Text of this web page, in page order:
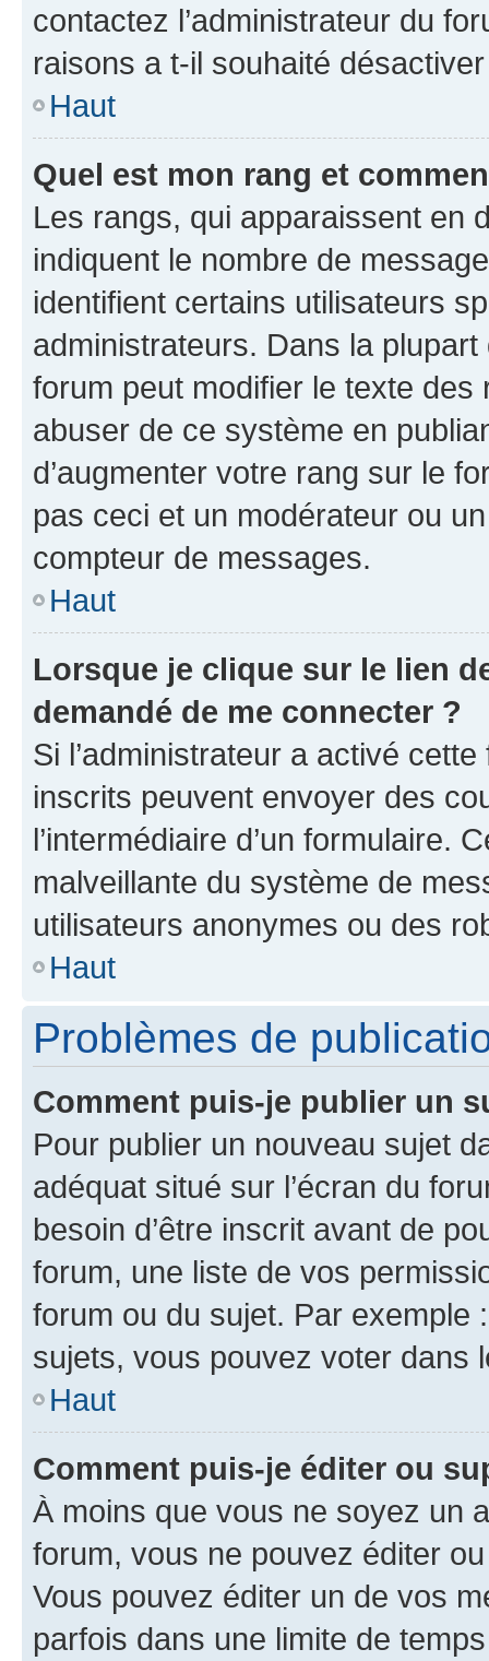
contactez l’administrateur du
raisons a t-il souhaité
Haut
Quel est mon rang et
Les rangs, qui apparaissent en
indiquent le nombre de
identifient certains utilisateurs
administrateurs. Dans la
forum peut modifier le texte
abuser de ce système en
d’augmenter votre rang sur le
pas ceci et un modérateur ou
compteur de messages.
Haut
Lorsque je clique sur le lien
demandé de me connecter ?
Si l’administrateur a activé
inscrits peuvent envoyer des
l’intermédiaire d’un formulaire.
malveillante du système de
utilisateurs anonymes ou des
Haut
Problèmes de
Comment puis-je publier un
Pour publier un nouveau sujet
adéquat situé sur l’écran du
besoin d’être inscrit avant de
forum, une liste de vos
forum ou du sujet. Par exemple
sujets, vous pouvez voter dans
Haut
Comment puis-je éditer ou
À moins que vous ne soyez un
forum, vous ne pouvez éditer
Vous pouvez éditer un de vos
parfois dans une limite de